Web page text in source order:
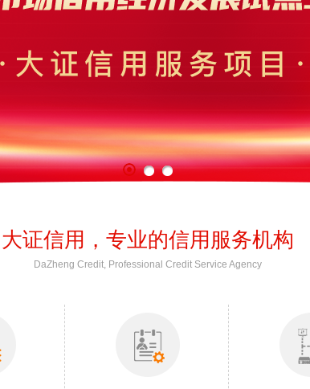
大证信用，专业的信用服务机构
DaZheng Credit, Professional Credit Service Agency